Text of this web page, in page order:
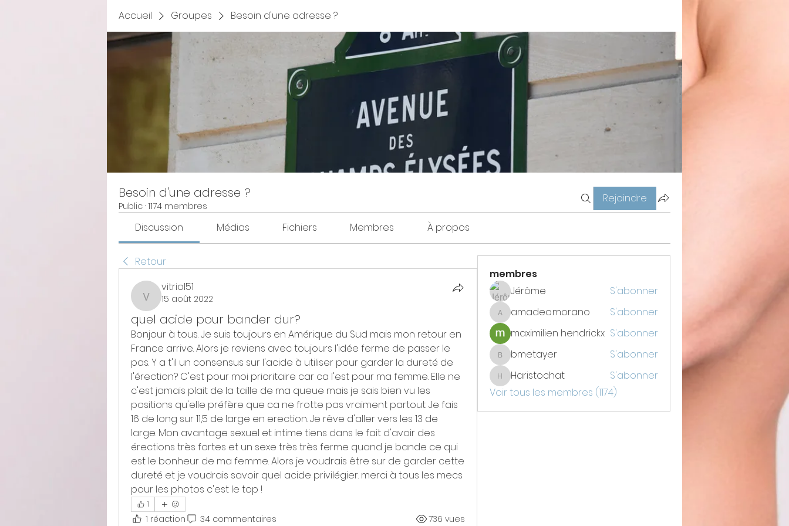
Accueil Groupes Besoin d'une adresse ?
Besoin d'une adresse ?
Public · 1174 membres
Rejoindre
Discussion Médias Fichiers Membres À propos
Retour
vitriol51
vitriol51
15 août 2022
quel acide pour bander dur?
Bonjour à tous. Je suis toujours en Amérique du Sud mais mon retour en
France arrive. Alors je reviens avec toujours l'idée ferme de passer le
pas. Y a t'il un consensus sur l'acide à utiliser pour garder la dureté de
l'érection? C'est pour moi prioritaire car ca l'est pour ma femme. Elle ne
c'est jamais plait de la taille de ma queue mais je sais bien vu les
positions qu'elle préfère que ca ne frotte pas vraiment partout. Je fais
16 de long sur 11,5 de large en erection. Je rêve d'aller vers les 13 de
large. Mon avantage sexuel et intime tiens dans le fait d'avoir des
érections très fortes et un sexe très très ferme quand je bande ce qui
est le bonheur de ma femme. Alors je voudrais être sur de garder cette
dureté et je voudrais savoir quel acide privilégier. merci à tous les mecs
pour les photos c'est le top !
1
1 réaction 34 commentaires 736 vues
membres
Jérôme
S'abonner
amadeo.morano
amadeo.morano
S'abonner
maximilien hendrickx S'abonner
bmetayer
bmetayer S'abonner
Haristochat
Haristochat
S'abonner
Voir tous les membres (1174)